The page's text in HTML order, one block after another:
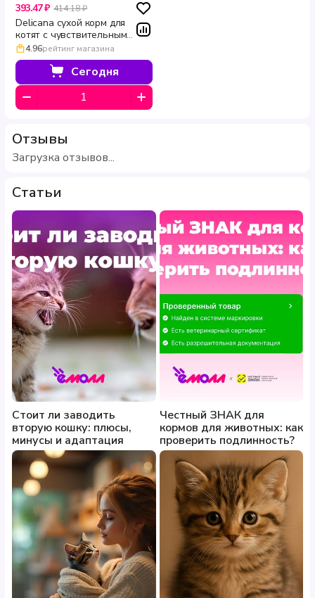
393.47 ₽ 414.18 ₽
Delicana сухой корм для
котят с чувствительным
пищеварением с индейкой
400 г
4.96рейтинг магазина
Сегодня
Отзывы
Загрузка отзывов...
Статьи
Стоит ли заводить
вторую кошку: плюсы,
минусы и адаптация
Честный ЗНАК для
кормов для животных: как
проверить подлинность?